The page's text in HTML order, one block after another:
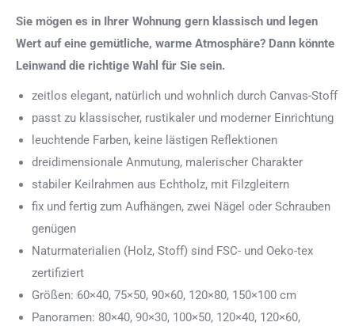
Sie mögen es in Ihrer Wohnung gern klassisch und legen
Wert auf eine gemütliche, warme Atmosphäre? Dann könnte
Leinwand die richtige Wahl für Sie sein.
zeitlos elegant, natürlich und wohnlich durch Canvas-Stoff
passt zu klassischer, rustikaler und moderner Einrichtung
leuchtende Farben, keine lästigen Reflektionen
dreidimensionale Anmutung, malerischer Charakter
stabiler Keilrahmen aus Echtholz, mit Filzgleitern
fix und fertig zum Aufhängen, zwei Nägel oder Schrauben
genügen
Naturmaterialien (Holz, Stoff) sind FSC- und Oeko-tex
zertifiziert
Größen: 60×40, 75×50, 90×60, 120×80, 150×100 cm
Panoramen: 80×40, 90×30, 100×50, 120×40, 120×60,